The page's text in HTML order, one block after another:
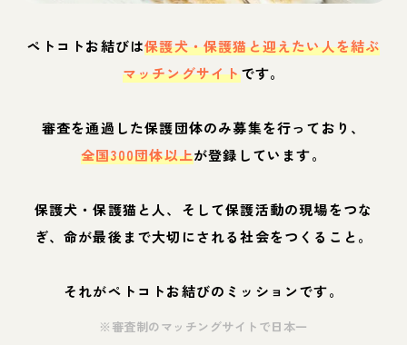
ペトコトお結びは保護犬・保護猫と迎えたい人を結ぶ
マッチングサイトです。
審査を通過した保護団体のみ募集を行っており、
全国300団体以上が登録しています。
保護犬・保護猫と人、そして保護活動の現場をつな
ぎ、命が最後まで大切にされる社会をつくること。
それがペトコトお結びのミッションです。
※審査制のマッチングサイトで日本一